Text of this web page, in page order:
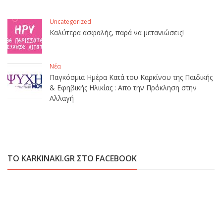
Uncategorized
Καλύτερα ασφαλής, παρά να μετανιώσεις!
Νέα
Παγκόσμια Ημέρα Κατά του Καρκίνου της Παιδικής
& Εφηβικής Ηλικίας : Απο την Πρόκληση στην
Αλλαγή
ΤΟ KARKINAKI.GR ΣΤΟ FACEBOOK